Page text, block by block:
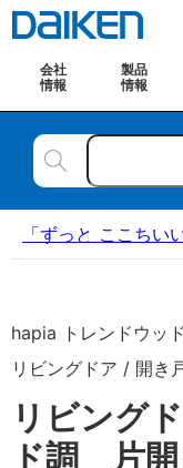
会社
情報
製品
情報
「ずっと ここち
hapia トレンドウッ
リビングドア / 開き
リビング
ド調 片